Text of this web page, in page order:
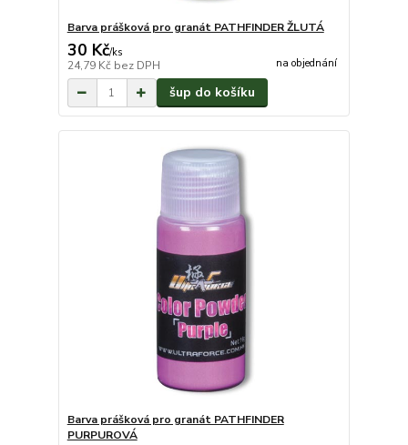
Barva prášková pro granát PATHFINDER ŽLUTÁ
30 Kč/ks
24,79 Kč bez DPH na objednání
šup do košíku
Barva prášková pro granát PATHFINDER
PURPUROVÁ